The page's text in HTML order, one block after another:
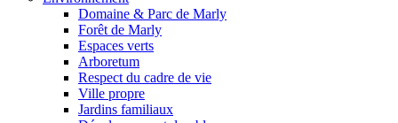
Domaine & Parc de Marly
Forêt de Marly
Espaces verts
Arboretum
Respect du cadre de vie
Ville propre
Jardins familiaux